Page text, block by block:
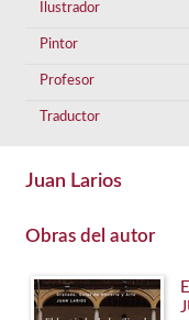
Ilustrador
Pintor
Profesor
Traductor
Juan Larios
Obras del autor